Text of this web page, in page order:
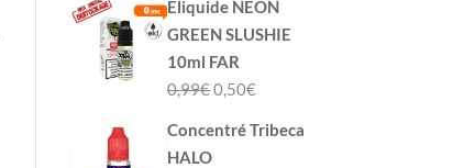
Eliquide NEON
GREEN SLUSHIE
10ml FAR
0,99€Le
initial
0,50€Le
actuel
Concentré Tribeca
HALO